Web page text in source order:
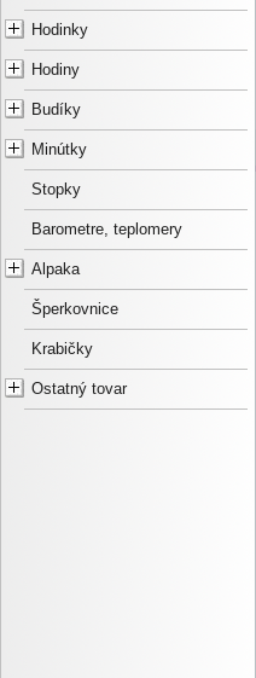
Hodinky
Hodiny
Budíky
Minútky
Stopky
Barometre, teplomery
Alpaka
Šperkovnice
Krabičky
Ostatný tovar